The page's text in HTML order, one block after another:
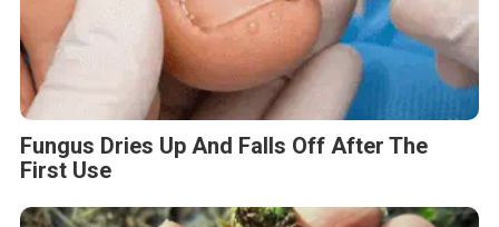
Fungus Dries Up And Falls Off After The
First Use